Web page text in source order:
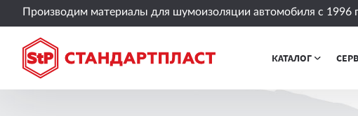
Производим материалы для шумоизоляции автомобиля с 1996
КАТАЛОГ